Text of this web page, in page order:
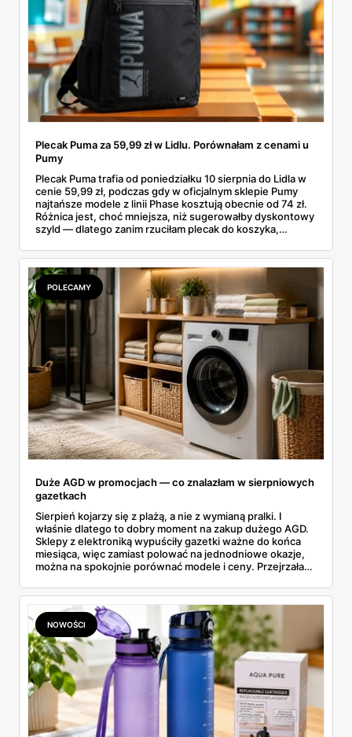
Plecak Puma za 59,99 zł w Lidlu. Porównałam z cenami u
Pumy
Plecak Puma trafia od poniedziałku 10 sierpnia do Lidla w
cenie 59,99 zł, podczas gdy w oficjalnym sklepie Pumy
najtańsze modele z linii Phase kosztują obecnie od 74 zł.
Różnica jest, choć mniejsza, niż sugerowałby dyskontowy
szyld — dlatego zanim rzuciłam plecak do koszyka,
rozpiska: co dokładnie sprzedaje Lidl, ile kosztują
odpowiedniki u producenta i komu ten zakup naprawdę
się opłaci.
POLECAMY
Duże AGD w promocjach — co znalazłam w sierpniowych
gazetkach
Sierpień kojarzy się z plażą, a nie z wymianą pralki. I
właśnie dlatego to dobry moment na zakup dużego AGD.
Sklepy z elektroniką wypuściły gazetki ważne do końca
miesiąca, więc zamiast polować na jednodniowe okazje,
można na spokojnie porównać modele i ceny. Przejrzałam
znalazłam, z cenami i terminami.
NOWOŚCI